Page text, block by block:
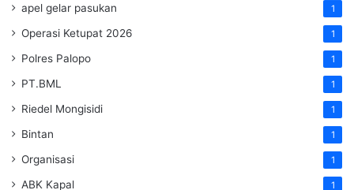
apel gelar pasukan 1
Operasi Ketupat 2026 1
Polres Palopo 1
PT.BML 1
Riedel Mongisidi 1
Bintan 1
Organisasi 1
ABK Kapal 1